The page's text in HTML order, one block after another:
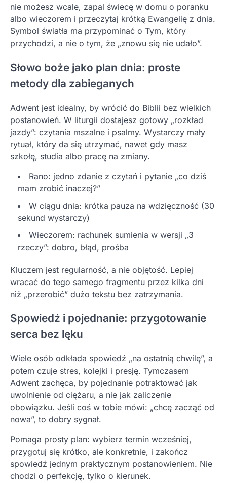
nie możesz wcale, zapal świecę w domu o poranku
albo wieczorem i przeczytaj krótką Ewangelię z dnia.
Symbol światła ma przypominać o Tym, który
przychodzi, a nie o tym, że „znowu się nie udało”.
Słowo boże jako plan dnia: proste
metody dla zabieganych
Adwent jest idealny, by wrócić do Biblii bez wielkich
postanowień. W liturgii dostajesz gotowy „rozkład
jazdy”: czytania mszalne i psalmy. Wystarczy mały
rytuał, który da się utrzymać, nawet gdy masz
szkołę, studia albo pracę na zmiany.
Rano: jedno zdanie z czytań i pytanie „co dziś
mam zrobić inaczej?”
W ciągu dnia: krótka pauza na wdzięczność (30
sekund wystarczy)
Wieczorem: rachunek sumienia w wersji „3
rzeczy”: dobro, błąd, prośba
Kluczem jest regularność, a nie objętość. Lepiej
wracać do tego samego fragmentu przez kilka dni
niż „przerobić” dużo tekstu bez zatrzymania.
Spowiedź i pojednanie: przygotowanie
serca bez lęku
Wiele osób odkłada spowiedź „na ostatnią chwilę”, a
potem czuje stres, kolejki i presję. Tymczasem
Adwent zachęca, by pojednanie potraktować jak
uwolnienie od ciężaru, a nie jak zaliczenie
obowiązku. Jeśli coś w tobie mówi: „chcę zacząć od
nowa”, to dobry sygnał.
Pomaga prosty plan: wybierz termin wcześniej,
przygotuj się krótko, ale konkretnie, i zakończ
spowiedź jednym praktycznym postanowieniem. Nie
chodzi o perfekcję, tylko o kierunek.